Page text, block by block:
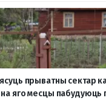
прыватны сектар
на яго месцы пабудуюць